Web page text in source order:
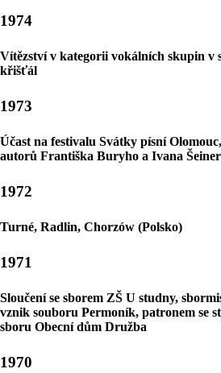
1974
Vítězství v kategorii vokálních skupin v
křišťál
1973
Účast na festivalu Svátky písní
autorů Františka Buryho a Ivana
1972
Turné, Radlin, Chorzów (Polsko)
1971
Sloučení se sborem ZŠ U studny,
vznik souboru Permoník, patronem se
sboru Obecní dům Družba
1970